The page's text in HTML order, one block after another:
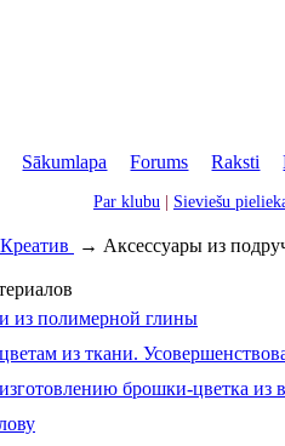
Sākumlapa |Forums |Raksti |
Par klubu Sieviešu
→ Аксессуары из
из полимерной глины
из ткани.
брошки-цветка из